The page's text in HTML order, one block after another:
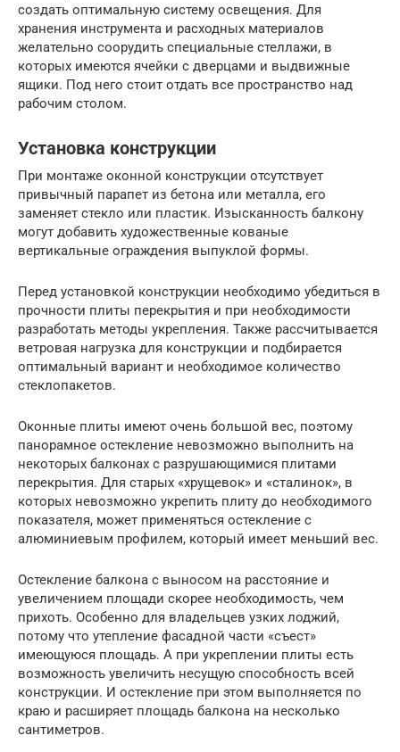
создать оптимальную систему освещения. Для
хранения инструмента и расходных материалов
желательно соорудить специальные стеллажи, в
которых имеются ячейки с дверцами и выдвижные
ящики. Под него стоит отдать все пространство над
рабочим столом.
Установка конструкции
При монтаже оконной конструкции отсутствует
привычный парапет из бетона или металла, его
заменяет стекло или пластик. Изысканность балкону
могут добавить художественные кованые
вертикальные ограждения выпуклой формы.
Перед установкой конструкции необходимо убедиться в
прочности плиты перекрытия и при необходимости
разработать методы укрепления. Также рассчитывается
ветровая нагрузка для конструкции и подбирается
оптимальный вариант и необходимое количество
стеклопакетов.
Оконные плиты имеют очень большой вес, поэтому
панорамное остекление невозможно выполнить на
некоторых балконах с разрушающимися плитами
перекрытия. Для старых «хрущевок» и «сталинок», в
которых невозможно укрепить плиту до необходимого
показателя, может применяться остекление с
алюминиевым профилем, который имеет меньший вес.
Остекление балкона с выносом на расстояние и
увеличением площади скорее необходимость, чем
прихоть. Особенно для владельцев узких лоджий,
потому что утепление фасадной части «съест»
имеющуюся площадь. А при укреплении плиты есть
возможность увеличить несущую способность всей
конструкции. И остекление при этом выполняется по
краю и расширяет площадь балкона на несколько
сантиметров.